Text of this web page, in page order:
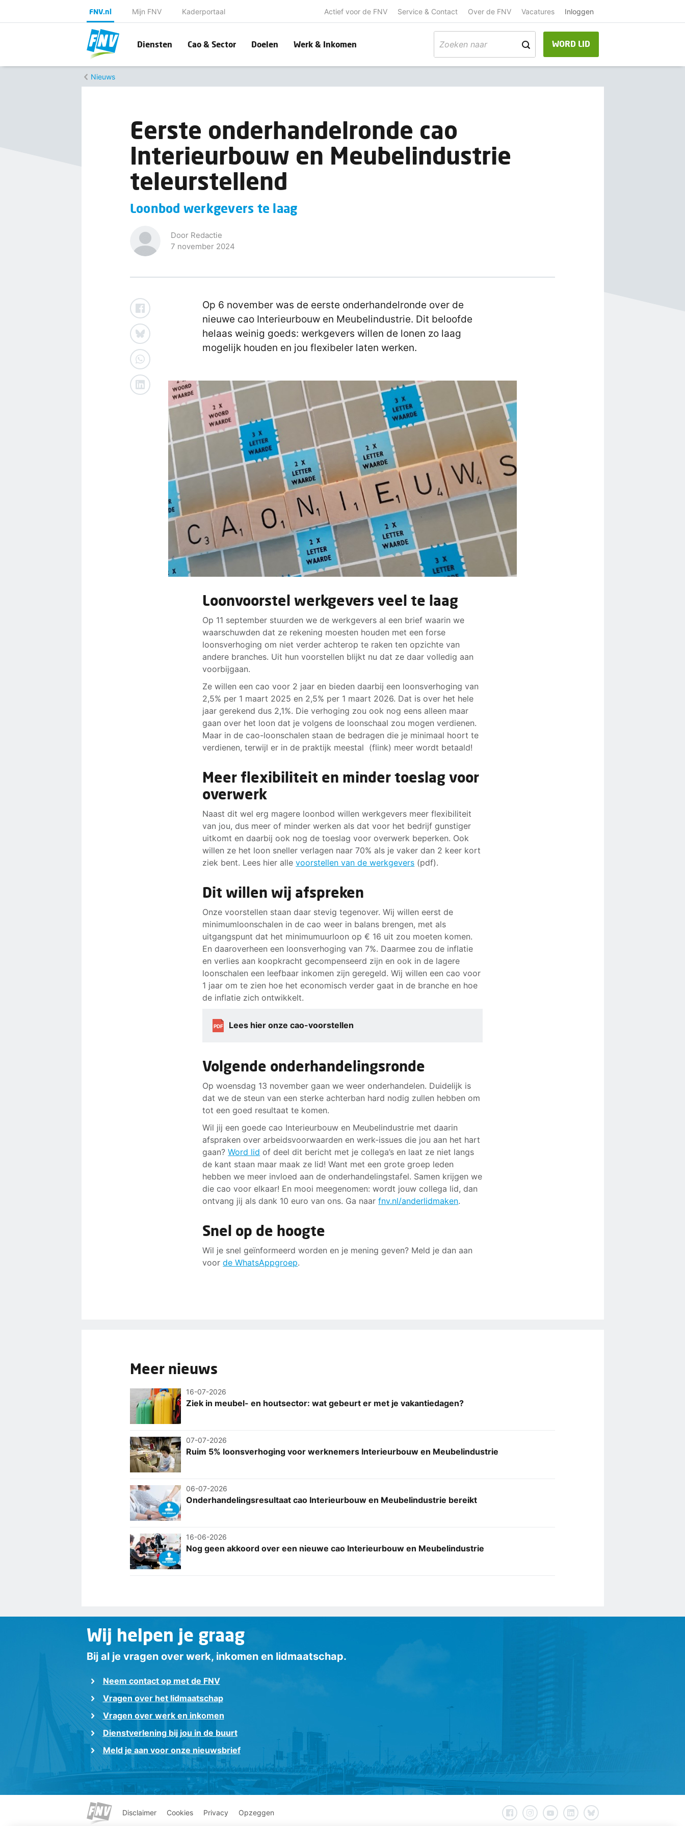
FNV.nl Mijn FNV Kaderportaal Actief voor de FNV Service & Contact Over de FNV Vacatures Inloggen
Diensten Cao & Sector Doelen Werk & Inkomen WORD LID
Nieuws
Eerste onderhandelronde cao
Interieurbouw en Meubelindustrie
teleurstellend
Loonbod werkgevers te laag
Door Redactie
7 november 2024
Op 6 november was de eerste onderhandelronde over de
nieuwe cao Interieurbouw en Meubelindustrie. Dit beloofde
helaas weinig goeds: werkgevers willen de lonen zo laag
mogelijk houden en jou flexibeler laten werken.
Loonvoorstel werkgevers veel te laag
Op 11 september stuurden we de werkgevers al een brief waarin we
waarschuwden dat ze rekening moesten houden met een forse
loonsverhoging om niet verder achterop te raken ten opzichte van
andere branches. Uit hun voorstellen blijkt nu dat ze daar volledig aan
voorbijgaan.
Ze willen een cao voor 2 jaar en bieden daarbij een loonsverhoging van
2,5% per 1 maart 2025 en 2,5% per 1 maart 2026. Dat is over het hele
jaar gerekend dus 2,1%. Die verhoging zou ook nog eens alleen maar
gaan over het loon dat je volgens de loonschaal zou mogen verdienen.
Maar in de cao-loonschalen staan de bedragen die je minimaal hoort te
verdienen, terwijl er in de praktijk meestal (flink) meer wordt betaald!
Meer flexibiliteit en minder toeslag voor
overwerk
Naast dit wel erg magere loonbod willen werkgevers meer flexibiliteit
van jou, dus meer of minder werken als dat voor het bedrijf gunstiger
uitkomt en daarbij ook nog de toeslag voor overwerk beperken. Ook
willen ze het loon sneller verlagen naar 70% als je vaker dan 2 keer kort
ziek bent. Lees hier allevoorstellen van de werkgevers (pdf).
Dit willen wij afspreken
Onze voorstellen staan daar stevig tegenover. Wij willen eerst de
minimumloonschalen in de cao weer in balans brengen, met als
uitgangspunt dat het minimumuurloon op € 16 uit zou moeten komen.
En daaroverheen een loonsverhoging van 7%. Daarmee zou de inflatie
en verlies aan koopkracht gecompenseerd zijn en ook in de lagere
loonschalen een leefbaar inkomen zijn geregeld. Wij willen een cao voor
1 jaar om te zien hoe het economisch verder gaat in de branche en hoe
de inflatie zich ontwikkelt.
PDF Lees hier onze cao-voorstellen
Volgende onderhandelingsronde
Op woensdag 13 november gaan we weer onderhandelen. Duidelijk is
dat we de steun van een sterke achterban hard nodig zullen hebben om
tot een goed resultaat te komen.
Wil jij een goede cao Interieurbouw en Meubelindustrie met daarin
afspraken over arbeidsvoorwaarden en werk-issues die jou aan het hart
gaan?Word lid of deel dit bericht met je collega’s en laat ze niet langs
de kant staan maar maak ze lid! Want met een grote groep leden
hebben we meer invloed aan de onderhandelingstafel. Samen krijgen we
die cao voor elkaar! En mooi meegenomen: wordt jouw collega lid, dan
ontvang jij als dank 10 euro van ons. Ga naarfnv.nl/anderlidmaken.
Snel op de hoogte
Wil je snel geïnformeerd worden en je mening geven? Meld je dan aan
voorde WhatsAppgroep.
Meer nieuws
16-07-2026
Ziek in meubel- en houtsector: wat gebeurt er met je vakantiedagen?
07-07-2026
Ruim 5% loonsverhoging voor werknemers Interieurbouw en Meubelindustrie
06-07-2026
Onderhandelingsresultaat cao Interieurbouw en Meubelindustrie bereikt
16-06-2026
Nog geen akkoord over een nieuwe cao Interieurbouw en Meubelindustrie
Wij helpen je graag
Bij al je vragen over werk, inkomen en lidmaatschap.
Neem contact op met de FNV
Vragen over het lidmaatschap
Vragen over werk en inkomen
Dienstverlening bij jou in de buurt
Meld je aan voor onze nieuwsbrief
Disclaimer Cookies Privacy Opzeggen